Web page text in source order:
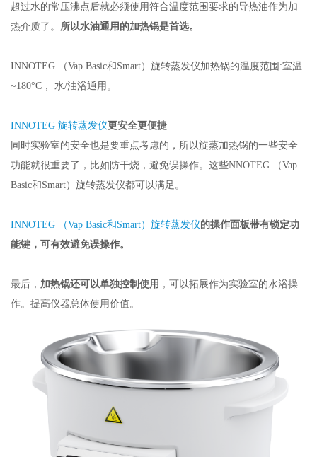
超过水的常压沸点后就必须使用符合温度范围要求的导热油作为加
热介质了。 所以水油通用的加热锅是首选。
INNOTEG （Vap Basic和Smart）旋转蒸发仪加热锅的温度范围 :室温
~180°C ， 水/油浴通用。
INNOTEG 旋转蒸发仪更安全更便捷
同时实验室的安全也是要重点考虑的，所以旋蒸加热锅的一些安全
功能就很重要了，比如防干烧，避免误操作。这些NNOTEG （Vap
Basic和Smart）旋转蒸发仪都可以满足。
INNOTEG （Vap Basic和Smart）旋转蒸发仪的操作面板带有锁定功
能键，可有效避免误操作。
最后， 加热锅还可以单独控制使用 ，可以拓展作为实验室的水浴操
作。提高仪器总体使用价值。